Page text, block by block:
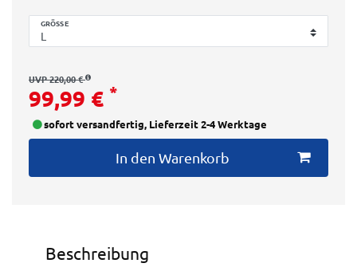
GRÖSSE
UVP 220,00 €
99,99 € *
sofort versandfertig, Lieferzeit 2-4 Werktage
In den Warenkorb
Beschreibung